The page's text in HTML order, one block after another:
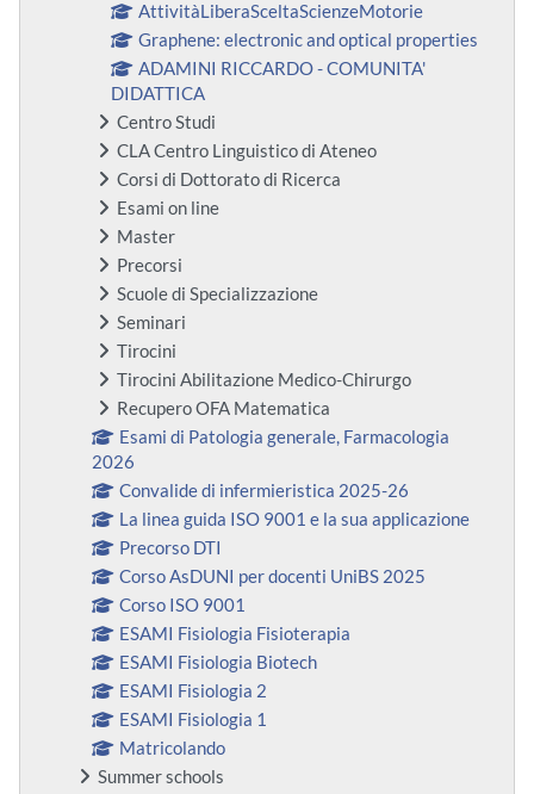
AttivitàLiberaSceltaScienzeMotorie
Graphene: electronic and optical properties
ADAMINI RICCARDO - COMUNITA'
DIDATTICA
Centro Studi
CLA Centro Linguistico di Ateneo
Corsi di Dottorato di Ricerca
Esami on line
Master
Precorsi
Scuole di Specializzazione
Seminari
Tirocini
Tirocini Abilitazione Medico-Chirurgo
Recupero OFA Matematica
Esami di Patologia generale, Farmacologia
2026
Convalide di infermieristica 2025-26
La linea guida ISO 9001 e la sua applicazione
Precorso DTI
Corso AsDUNI per docenti UniBS 2025
Corso ISO 9001
ESAMI Fisiologia Fisioterapia
ESAMI Fisiologia Biotech
ESAMI Fisiologia 2
ESAMI Fisiologia 1
Matricolando
Summer schools